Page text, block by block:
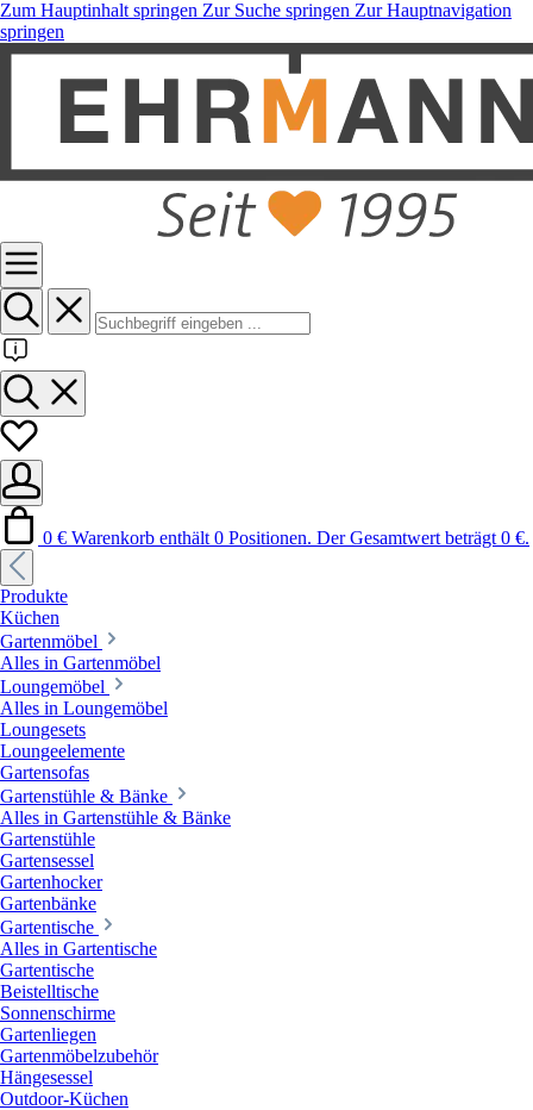
Zum Hauptinhalt springen Zur Suche springen Zur Hauptnavigation
springen
0 € Warenkorb enthält 0 Positionen. Der Gesamtwert beträgt 0 €.
Produkte
Küchen
Gartenmöbel
Alles in Gartenmöbel
Loungemöbel
Alles in Loungemöbel
Loungesets
Loungeelemente
Gartensofas
Gartenstühle & Bänke
Alles in Gartenstühle & Bänke
Gartenstühle
Gartensessel
Gartenhocker
Gartenbänke
Gartentische
Alles in Gartentische
Gartentische
Beistelltische
Sonnenschirme
Gartenliegen
Gartenmöbelzubehör
Hängesessel
Outdoor-Küchen